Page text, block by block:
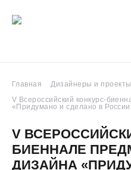
Главная Дизайнеры и проекты
V Всероссийский конкурс-
«Придумано и сделано в
V
БИЕННАЛЕ
ДИЗАЙНА